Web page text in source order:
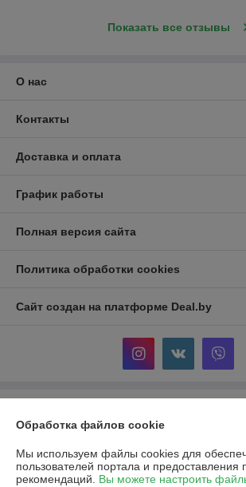
Показать все отзывы
О нас
Контакты
Доставка и оплата
График работы
Полная версия сайта
Политика обработки cookies
Сайт создан на платформе Deal.by
«Ивкомпрайм»
220012, г. Минск, пер. Калинина, д.16, пом. 349
Обработка файлов cookie
Мы используем файлы cookies для
пользователей портала и предоставления
рекомендаций. Вы можете настроить